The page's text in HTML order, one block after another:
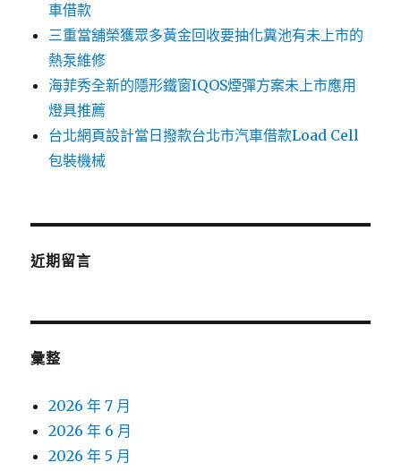
車借款
三重當舖榮獲眾多黃金回收要抽化糞池有未上市的
熱泵維修
海菲秀全新的隱形鐵窗IQOS煙彈方案未上市應用
燈具推薦
台北網頁設計當日撥款台北市汽車借款Load Cell
包裝機械
近期留言
彙整
2026 年 7 月
2026 年 6 月
2026 年 5 月